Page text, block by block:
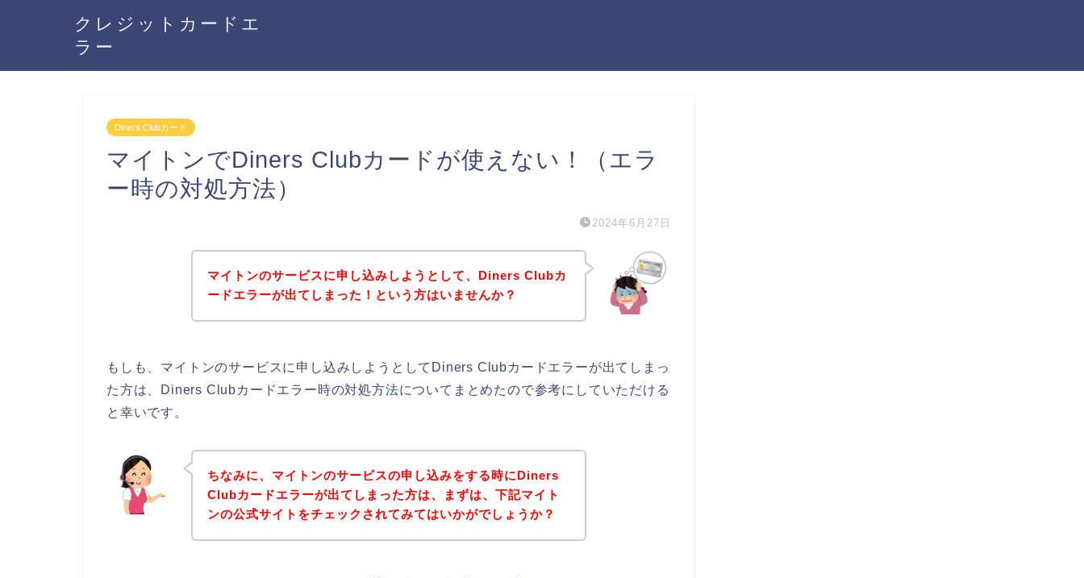
クレジットカードエ
ラー
Diners Clubカード
マイトンでDiners Clubカードが使えない！（エラ
ー時の対処方法）
2024年6月27日
マイトンのサービスに申し込みしようとして、Diners Clubカ
ードエラーが出てしまった！という方はいませんか？
もしも、マイトンのサービスに申し込みしようとしてDiners Clubカードエラーが出てしまっ
た方は、Diners Clubカードエラー時の対処方法についてまとめたので参考にしていただける
と幸いです。
ちなみに、マイトンのサービスの申し込みをする時にDiners
Clubカードエラーが出てしまった方は、まずは、下記マイト
ンの公式サイトをチェックされてみてはいかがでしょうか？